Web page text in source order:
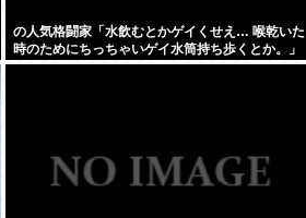
の人気格闘家「水飲むとかゲイくせえ… 喉乾いた
時のためにちっちゃいゲイ水筒持ち歩くとか。」